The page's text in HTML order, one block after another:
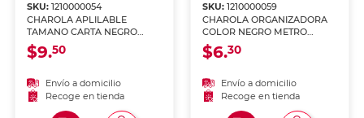
SKU:1210000054
CHAROLA APLILABLE
TAMANO CARTA NEGRO
METRO MESH
$9.50
Envío a domicilio
Recoge en tienda
SKU: 1210000059
CHAROLA ORGANIZADORA
COLOR NEGRO METRO
MESH 27 X 16 X 5 CM
$6.30
Envío a domicilio
Recoge en tienda